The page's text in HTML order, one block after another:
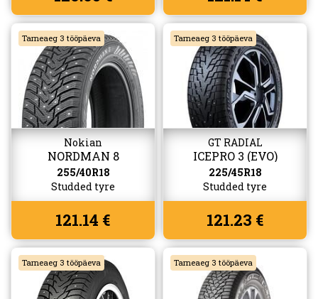
Tarneaeg 3 tööpäeva
Nokian
NORDMAN 8
255/40R18
Studded tyre
121.14 €
Tarneaeg 3 tööpäeva
GT RADIAL
ICEPRO 3 (EVO)
225/45R18
Studded tyre
121.23 €
Tarneaeg 3 tööpäeva Tarneaeg 3 tööpäeva